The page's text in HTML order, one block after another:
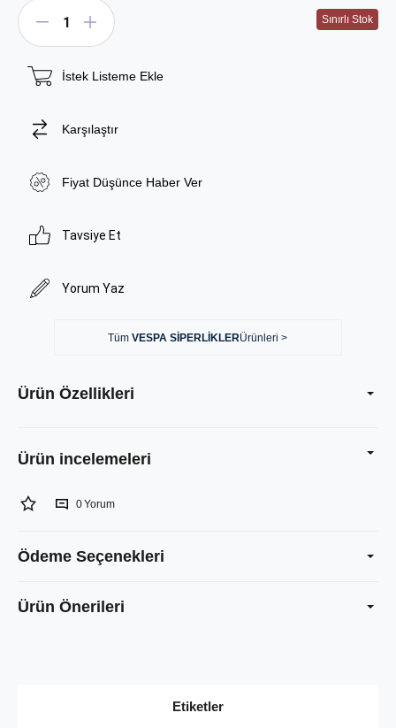
İstek Listeme Ekle
Karşılaştır
Fiyat Düşünce Haber Ver
Tavsiye Et
Yorum Yaz
TümVESPA SİPERLİKLERÜrünleri >
Ürün Özellikleri
0
Ödeme Seçenekleri
Ürün Önerileri
Etiketler